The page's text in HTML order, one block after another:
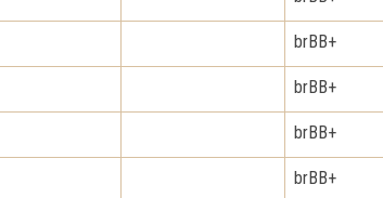
brBB+
brBB+
brBB+
brBB+